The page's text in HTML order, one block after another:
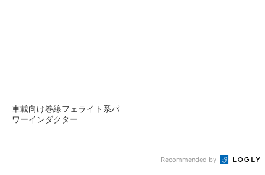
車載向け巻線フェライト系パ
ワーインダクター
Recommended by